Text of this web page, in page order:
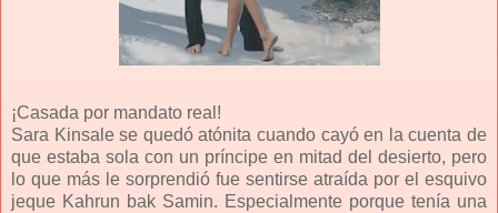
¡Casada por mandato real!
Sara Kinsale se quedó atónita cuando cayó en la cuenta de
que estaba sola con un príncipe en mitad del desierto, pero
lo que más le sorprendió fue sentirse atraída por el esquivo
jeque Kahrun bak Samin. Especialmente porque tenía una